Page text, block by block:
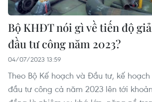
Bộ KHĐT nói gì về tiến độ
đầu tư công năm 2023?
04/07/2023 13:59
Theo Bộ Kế hoạch và Đầu tư, kế
đầu tư công cả năm 2023 lên tới